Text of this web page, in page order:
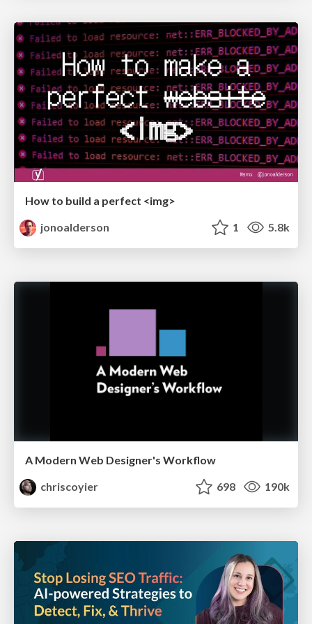
How to build a perfect <img>
jonoalderson
1 5.8k
A Modern Web Designer's Workflow
chriscoyier
698 190k